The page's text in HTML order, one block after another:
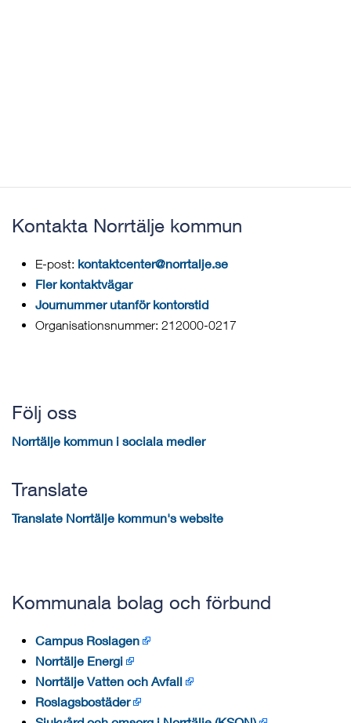
Kontakta Norrtälje kommun
E-post: kontaktcenter@norrtalje.se
Fler kontaktvägar
Journummer utanför kontorstid
Organisationsnummer: 212000-0217
Följ oss
Norrtälje kommun i sociala medier
Translate
Translate Norrtälje kommun's website
Kommunala bolag och förbund
Campus Roslagen
Norrtälje Energi
Norrtälje Vatten och Avfall
Roslagsbostäder